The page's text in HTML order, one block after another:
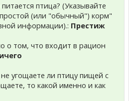
птица? (Указывайте
(или "обычный") корм"
информации).: Престиж
о том, что входит в рацион
угощаете ли птицу пищей с
то какой именно и как